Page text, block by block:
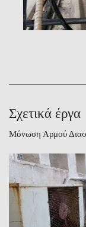
Σχετικά έργα
Μόνωση Αρμού